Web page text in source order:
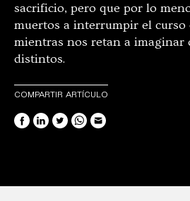
sacrificio, pero que por lo
muertos a interrumpir el curso
mientras nos retan a imaginar
distintos.
COMPARTIR ARTÍCULO